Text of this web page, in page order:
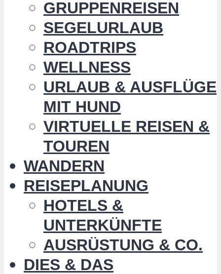
GRUPPENREISEN
SEGELURLAUB
ROADTRIPS
WELLNESS
URLAUB & AUSFLÜGE
MIT HUND
VIRTUELLE REISEN &
TOUREN
WANDERN
REISEPLANUNG
HOTELS &
UNTERKÜNFTE
AUSRÜSTUNG & CO.
DIES & DAS